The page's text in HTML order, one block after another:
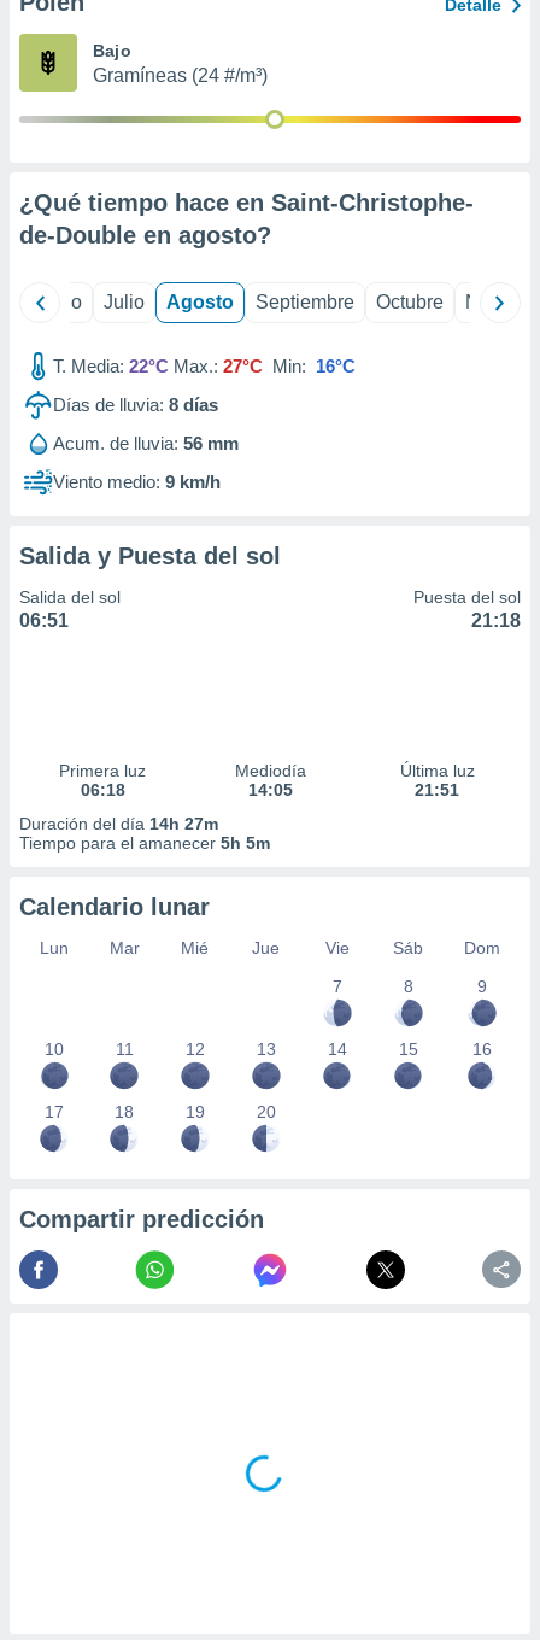
publicidad
1199
Detalle
Bajo
Gramíneas (24 #/m³)
¿Qué tiempo hace en Saint-Christophe-
de-Double en agosto?
Junio Julio Agosto Septiembre Octubre
T. Media: 22°C Max.: 27°C Min: 16°C
Días de lluvia: 8 días
Acum. de lluvia: 56 mm
Viento medio: 9 km/h
Salida y Puesta del sol
Salida del sol
06:51
Puesta del sol
21:18
Primera luz
06:18
Mediodía
14:05
Última luz
21:51
Duración del día 14h 27m
Tiempo para el amanecer 5h 5m
Calendario lunar
Lun Mar Mié Jue Vie Sáb
Dom
7
8 9
10 11 12 13 14 15 16
17 18 19 20
Compartir predicción